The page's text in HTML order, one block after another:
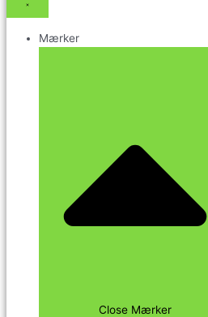
Mærker
Close Mærker